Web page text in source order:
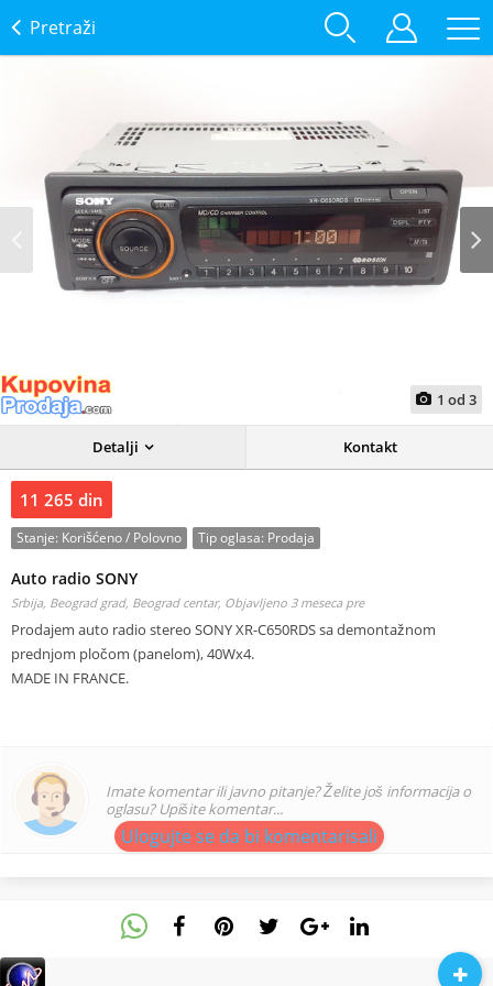
Pretraži
1 od 3
Detalji Kontakt
11 265 din
Stanje: Korišćeno / Polovno Tip oglasa: Prodaja
Auto radio SONY
Srbija, Beograd grad, Beograd centar, Objavljeno 3 meseca pre
Prodajem auto radio stereo SONY XR-C650RDS sa demontažnom
prednjom pločom (panelom), 40Wx4.
MADE IN FRANCE.
Imate komentar ili javno pitanje? Želite još informacija o
oglasu? Upišite komentar...
Ulogujte se da bi komentarisali